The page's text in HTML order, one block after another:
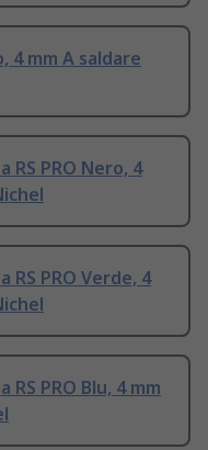
4 mm A saldare
PRO Nero, 4
PRO Verde, 4
PRO Blu, 4 mm